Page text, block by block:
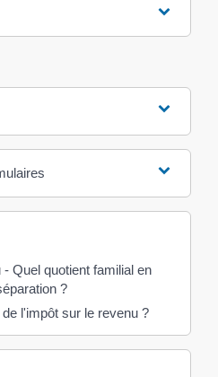
Quel quotient familial en
?
l'impôt sur le revenu ?